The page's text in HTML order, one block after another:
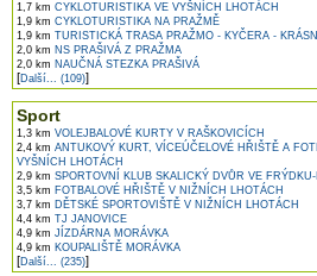
1,7 km CYKLOTURISTIKA VE VYŠNÍCH LHOTÁCH
1,9 km CYKLOTURISTIKA NA PRAŽMĚ
1,9 km TURISTICKÁ TRASA PRAŽMO - KYČERA -
2,0 km NS PRAŠIVÁ Z PRAŽMA
2,0 km NAUČNÁ STEZKA PRAŠIVÁ
[Další... (109)]
Sport
1,3 km VOLEJBALOVÉ KURTY V RAŠKOVICÍCH
2,4 km ANTUKOVÝ KURT, VÍCEÚČELOVÉ HŘIŠTĚ A
VYŠNÍCH LHOTÁCH
2,9 km SPORTOVNÍ KLUB SKALICKÝ DVŮR VE
3,5 km FOTBALOVÉ HŘIŠTĚ V NIŽNÍCH LHOTÁCH
3,7 km DĚTSKÉ SPORTOVIŠTĚ V NIŽNÍCH LHOTÁCH
4,4 km TJ JANOVICE
4,9 km JÍZDÁRNA MORÁVKA
4,9 km KOUPALIŠTĚ MORÁVKA
[Další... (235)]